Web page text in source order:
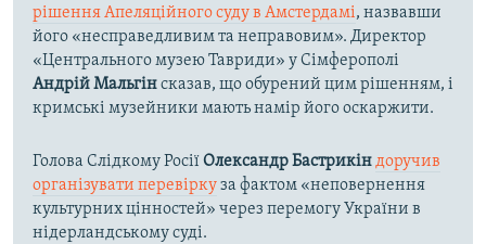
рішення Апеляційного суду в Амстердамі, назвавши
його «несправедливим та неправовим». Директор
«Центрального музею Тавриди» у Сімферополі
Андрій Мальгінсказав, що обурений цим рішенням, і
кримські музейники мають намір його оскаржити.
Голова Слідкому РосіїОлександр Бастрикіндоручив
організувати перевіркуза фактом «неповернення
культурних цінностей» через перемогу України в
нідерландському суді.